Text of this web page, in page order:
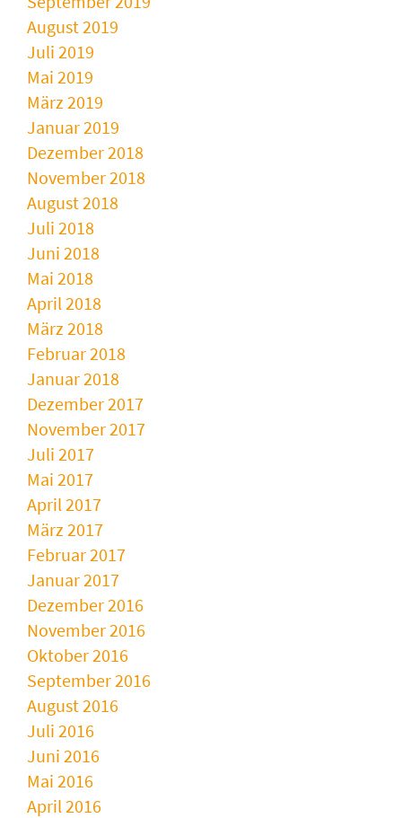
August 2019
Juli 2019
Mai 2019
März 2019
Januar 2019
Dezember 2018
November 2018
August 2018
Juli 2018
Juni 2018
Mai 2018
April 2018
März 2018
Februar 2018
Januar 2018
Dezember 2017
November 2017
Juli 2017
Mai 2017
April 2017
März 2017
Februar 2017
Januar 2017
Dezember 2016
November 2016
Oktober 2016
September 2016
August 2016
Juli 2016
Juni 2016
Mai 2016
April 2016